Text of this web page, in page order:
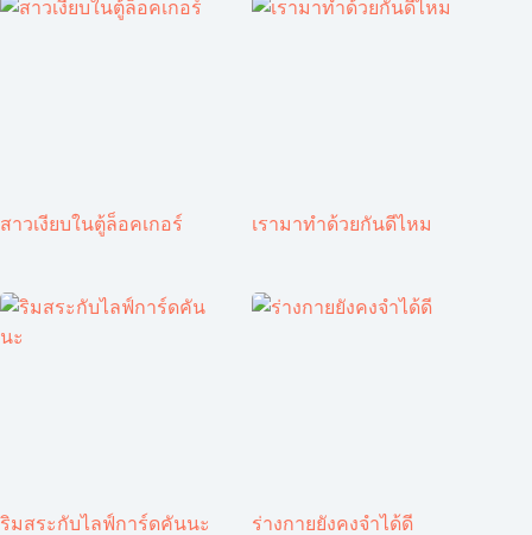
สาวเงียบในตู้ล็อคเกอร์ เรามาทำด้วยกันดีไหม
ริมสระกับไลฟ์การ์ดคันนะ ร่างกายยังคงจำได้ดี